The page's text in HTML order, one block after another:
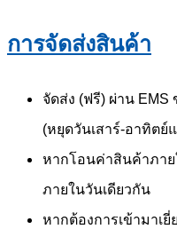
การจัดส่งสินค้า
จัดส่ง (ฟรี) ผ่าน
(หยุดวันเสาร์-อาทิต
หากโอนค่าสินค้าภาย
ภายในวันเดียวกัน
หากต้องการเข้ามาเ